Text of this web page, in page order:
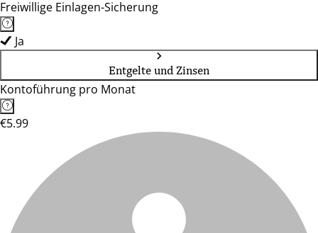
Freiwillige Einlagen-Sicherung
Ja
Entgelte und Zinsen
Kontoführung pro Monat
€5.99